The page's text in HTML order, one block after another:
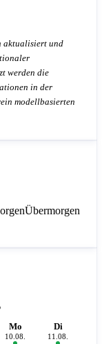
aktualisiert und
werden die
in der
modellbasierten
Übermorgen
Mo
10.08.
Di
11.08.